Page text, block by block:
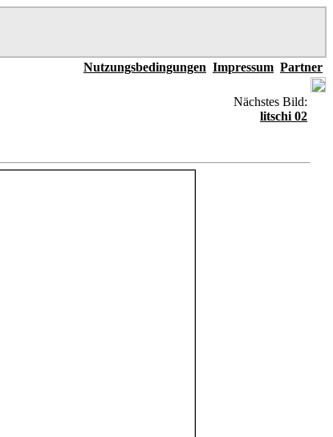
Nutzungsbedingungen Impressum Partner
Nächstes Bild:
litschi 02